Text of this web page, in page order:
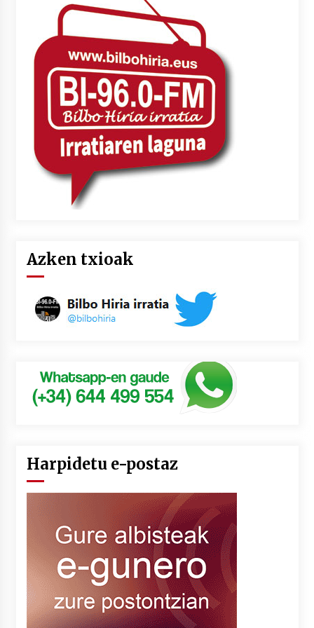
2026/07/03
MUSIBLA #297: Bide, Boards Of Canada, Somak,
Tiga, Twisted Teens, Underscores, Habia
2026/07/02
Azken txioak
Harpidetu e-postaz